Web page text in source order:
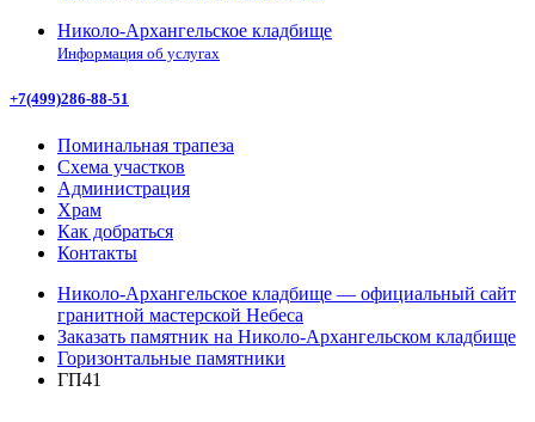
Николо-Архангельское кладбище
Информация об услугах
+7(499)286-88-51
Поминальная трапеза
Схема участков
Администрация
Храм
Как добраться
Контакты
Николо-Архангельское кладбище — официальный сайт
гранитной мастерской Небеса
Заказать памятник на Николо-Архангельском кладбище
Горизонтальные памятники
ГП41